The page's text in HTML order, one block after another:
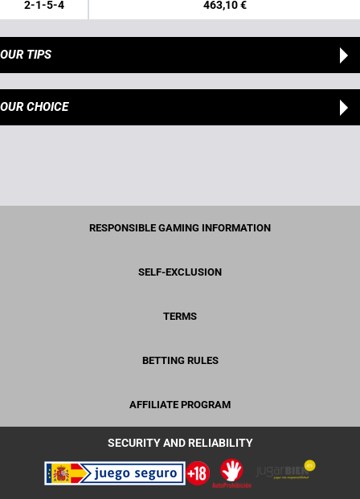
2-1-5-4 463,10 €
OUR TIPS
OUR CHOICE
RESPONSIBLE GAMING INFORMATION
SELF-EXCLUSION
TERMS
BETTING RULES
AFFILIATE PROGRAM
SECURITY AND RELIABILITY